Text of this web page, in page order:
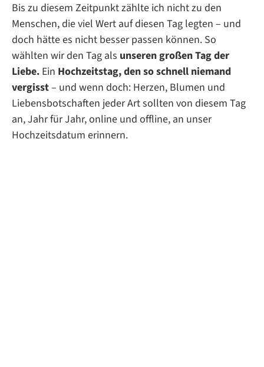
Bis zu diesem Zeitpunkt zählte ich nicht zu den
Menschen, die viel Wert auf diesen Tag legten – und
doch hätte es nicht besser passen können. So
wählten wir den Tag als unseren großen Tag der
Liebe. Ein Hochzeitstag, den so schnell niemand
vergisst– und wenn doch: Herzen, Blumen und
Liebensbotschaften jeder Art sollten von diesem Tag
an, Jahr für Jahr, online und offline, an unser
Hochzeitsdatum erinnern.